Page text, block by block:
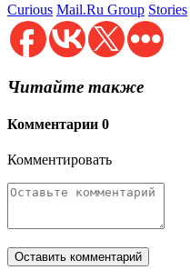
Curious Mail.Ru Group Stories
Читайте также
Комментарии 0
Комментировать